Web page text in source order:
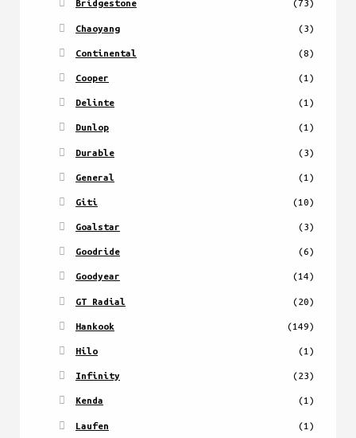
Bridgestone (73)
Chaoyang (3)
Continental (8)
Cooper (1)
Delinte (1)
Dunlop (1)
Durable (3)
General (1)
Giti (10)
Goalstar (3)
Goodride (6)
Goodyear (14)
GT Radial (20)
Hankook (149)
Hilo (1)
Infinity (23)
Kenda (1)
Laufen (1)